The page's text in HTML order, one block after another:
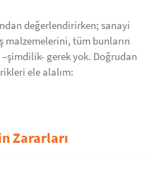
değerlendirirken; sanayi
malzemelerini, tüm bunların
–şimdilik- gerek yok. Doğrudan
ele alalım:
Zararları